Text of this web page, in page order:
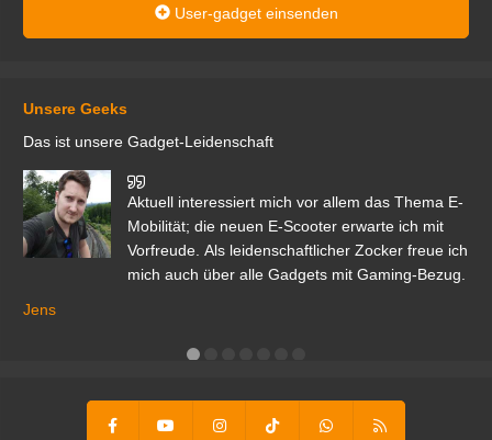
User-gadget einsenden
Unsere Geeks
Das ist unsere Gadget-Leidenschaft
Aktuell interessiert mich vor allem das Thema E-
Mobilität; die neuen E-Scooter erwarte ich mit
Vorfreude. Als leidenschaftlicher Zocker freue ich
mich auch über alle Gadgets mit Gaming-Bezug.
Jens